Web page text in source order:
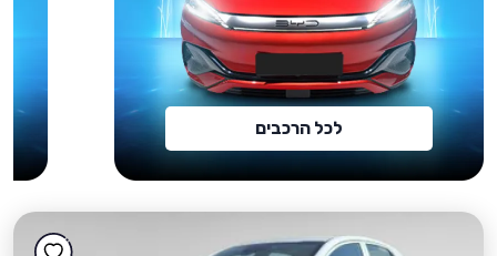
לכל הרכבים